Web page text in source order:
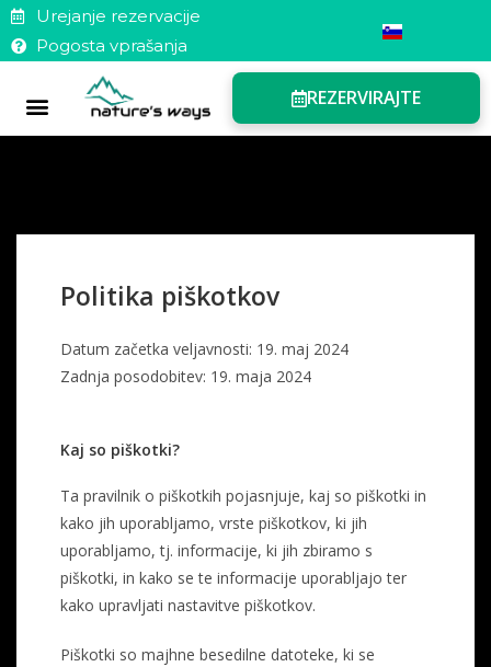
Urejanje rezervacije
Pogosta vprašanja
REZERVIRAJTE
Politika piškotkov
Datum začetka veljavnosti: 19. maj 2024
Zadnja posodobitev: 19. maja 2024
Kaj so piškotki?
Ta pravilnik o piškotkih pojasnjuje, kaj so piškotki in
kako jih uporabljamo, vrste piškotkov, ki jih
uporabljamo, tj. informacije, ki jih zbiramo s
piškotki, in kako se te informacije uporabljajo ter
kako upravljati nastavitve piškotkov.
Piškotki so majhne besedilne datoteke, ki se